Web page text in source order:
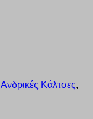
Ανδρικές Κάλτσες,